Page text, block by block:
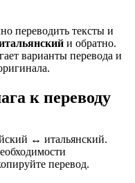
переводить тексты и
и обратно.
варианты перевода и
к переводу
↔ итальянский.
перевод.